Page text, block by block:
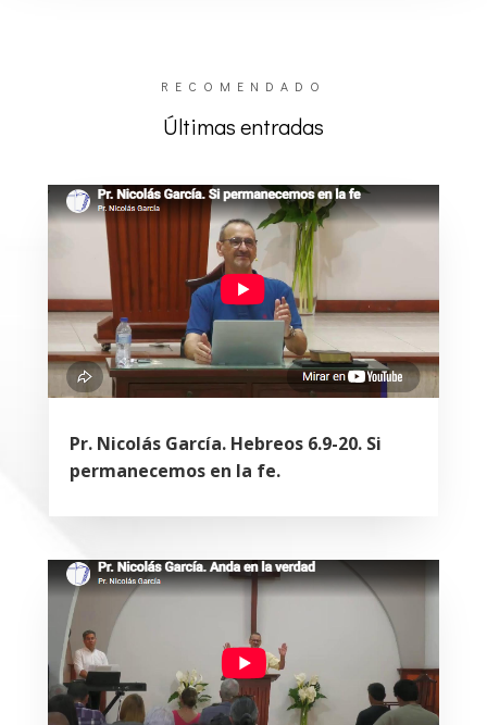
RECOMENDADO
Últimas entradas
Pr. Nicolás García. Hebreos 6.9-20. Si
permanecemos en la fe.